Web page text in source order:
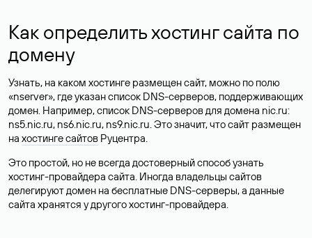
Как определить хостинг сайта по
домену
Узнать, на каком хостинге размещен сайт, можно по полю
«nserver», где указан список DNS-серверов, поддерживающих
домен. Например, список DNS-серверов для домена nic.ru:
ns5.nic.ru, ns6.nic.ru, ns9.nic.ru. Это значит, что сайт размещен
на хостинге сайтов Руцентра.
Это простой, но не всегда достоверный способ узнать
хостинг-провайдера сайта. Иногда владельцы сайтов
делегируют домен на бесплатные DNS-серверы, а данные
сайта хранятся у другого хостинг-провайдера.